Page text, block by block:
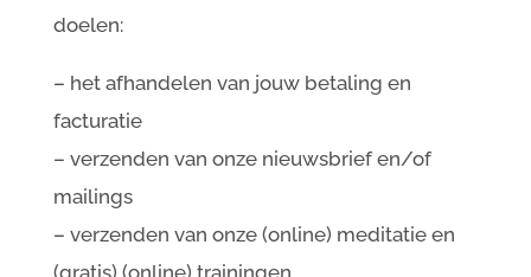
doelen:
– het afhandelen van jouw betaling en
facturatie
– verzenden van onze nieuwsbrief en/of
mailings
– verzenden van onze (online) meditatie en
(gratis) (online) trainingen